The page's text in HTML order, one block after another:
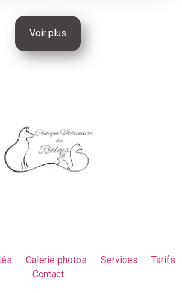
Voir plus
Galerie photos Services
Tarifs
Contact